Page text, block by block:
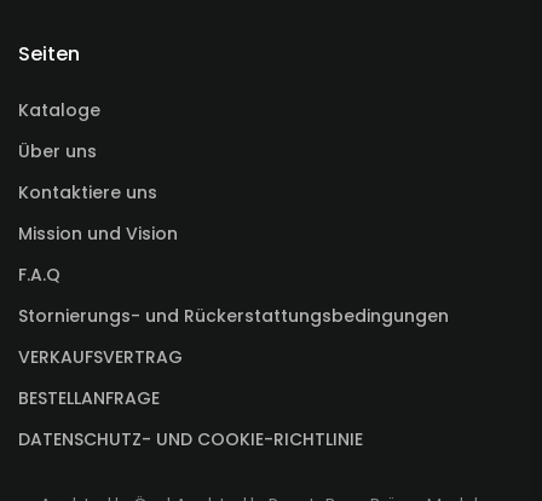
Seiten
Kataloge
Über uns
Kontaktiere uns
Mission und Vision
F.A.Q
Stornierungs- und Rückerstattungsbedingungen
VERKAUFSVERTRAG
BESTELLANFRAGE
DATENSCHUTZ- UND COOKIE-RICHTLINIE